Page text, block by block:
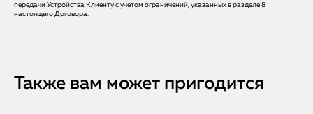
Вызвать бесплатного мастера Apple Help в Санкт-
передачи Устройства Клиенту с учетом ограничений, указанных в разделе 8
настоящего Договора.
Также вам может пригодится